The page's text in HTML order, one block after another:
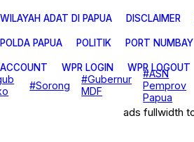
ADAT DI PAPUA DISCLAIMER
POLDA PAPUA POLITIK PORT NUMBAY
WPR LOGIN WPR LOGOUT
#Sorong
#Gubernur
MDF
#ASN
Pemprov
Papua